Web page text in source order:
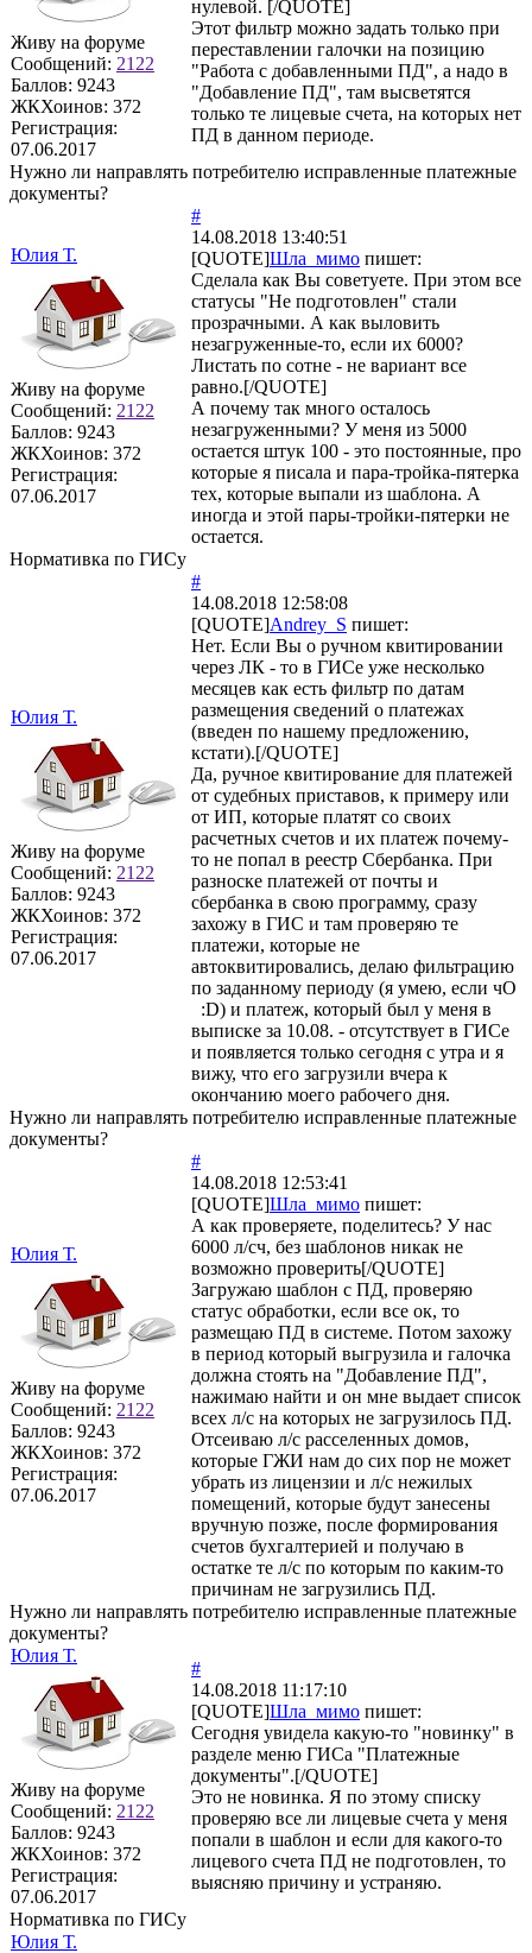
Живу на форуме
Сообщений: 2122
Баллов: 9243
ЖКХоинов: 372
Регистрация:
07.06.2017
нулевой. [/QUOTE]
Этот фильтр можно задать только при
переставлении галочки на позицию
"Работа с добавленными ПД", а надо в
"Добавление ПД", там высветятся
только те лицевые счета, на которых нет
ПД в данном периоде.
Нужно ли направлять потребителю исправленные платежные
документы?
Юлия Т.
Живу на форуме
Сообщений: 2122
Баллов: 9243
ЖКХоинов: 372
Регистрация:
07.06.2017
#
14.08.2018 13:40:51
[QUOTE]Шла_мимо пишет:
Сделала как Вы советуете. При этом все
статусы "Не подготовлен" стали
прозрачными. А как выловить
незагруженные-то, если их 6000?
Листать по сотне - не вариант все
равно.[/QUOTE]
А почему так много осталось
незагруженными? У меня из 5000
остается штук 100 - это постоянные, про
которые я писала и пара-тройка-пятерка
тех, которые выпали из шаблона. А
иногда и этой пары-тройки-пятерки не
остается.
Нормативка по ГИСу
Юлия Т.
Живу на форуме
Сообщений: 2122
Баллов: 9243
ЖКХоинов: 372
Регистрация:
07.06.2017
#
14.08.2018 12:58:08
[QUOTE]Andrey_S пишет:
Нет. Если Вы о ручном квитировании
через ЛК - то в ГИСе уже несколько
месяцев как есть фильтр по датам
размещения сведений о платежах
(введен по нашему предложению,
кстати).[/QUOTE]
Да, ручное квитирование для платежей
от судебных приставов, к примеру или
от ИП, которые платят со своих
расчетных счетов и их платеж почему-
то не попал в реестр Сбербанка. При
разноске платежей от почты и
сбербанка в свою программу, сразу
захожу в ГИС и там проверяю те
платежи, которые не
автоквитировались, делаю фильтрацию
по заданному периоду (я умею, если чО
:D) и платеж, который был у меня в
выписке за 10.08. - отсутствует в ГИСе
и появляется только сегодня с утра и я
вижу, что его загрузили вчера к
окончанию моего рабочего дня.
Нужно ли направлять потребителю исправленные платежные
документы?
Юлия Т.
Живу на форуме
Сообщений: 2122
Баллов: 9243
ЖКХоинов: 372
Регистрация:
07.06.2017
#
14.08.2018 12:53:41
[QUOTE]Шла_мимо пишет:
А как проверяете, поделитесь? У нас
6000 л/сч, без шаблонов никак не
возможно проверить[/QUOTE]
Загружаю шаблон с ПД, проверяю
статус обработки, если все ок, то
размещаю ПД в системе. Потом захожу
в период который выгрузила и галочка
должна стоять на "Добавление ПД",
нажимаю найти и он мне выдает список
всех л/с на которых не загрузилось ПД.
Отсеиваю л/с расселенных домов,
которые ГЖИ нам до сих пор не может
убрать из лицензии и л/с нежилых
помещений, которые будут занесены
вручную позже, после формирования
счетов бухгалтерией и получаю в
остатке те л/с по которым по каким-то
причинам не загрузились ПД.
Нужно ли направлять потребителю исправленные платежные
документы?
Юлия Т.
Живу на форуме
Сообщений: 2122
Баллов: 9243
ЖКХоинов: 372
Регистрация:
07.06.2017
#
14.08.2018 11:17:10
[QUOTE]Шла_мимо пишет:
Сегодня увидела какую-то "новинку" в
разделе меню ГИСа "Платежные
документы".[/QUOTE]
Это не новинка. Я по этому списку
проверяю все ли лицевые счета у меня
попали в шаблон и если для какого-то
лицевого счета ПД не подготовлен, то
выясняю причину и устраняю.
Нормативка по ГИСу
Юлия Т.